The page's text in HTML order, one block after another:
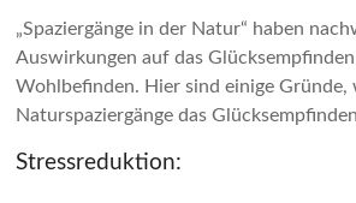
„Spaziergänge in der Natur“ haben
Auswirkungen auf das
Wohlbefinden. Hier sind einige Gründe,
Naturspaziergänge das
Stressreduktion: